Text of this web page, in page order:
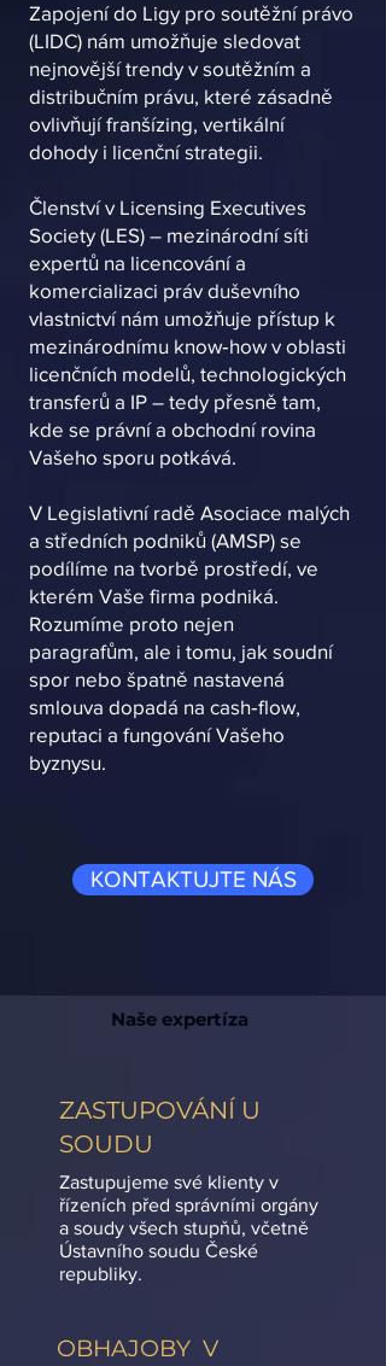
Zapojení do Ligy pro soutěžní právo
(LIDC) nám umožňuje sledovat
nejnovější trendy v soutěžním a
distribučním právu, které zásadně
ovlivňují franšízing, vertikální
dohody i licenční strategii.
Členství v Licensing Executives
Society (LES) – mezinárodní síti
expertů na licencování a
komercializaci práv duševního
vlastnictví nám umožňuje přístup k
mezinárodnímu know‑how v oblasti
licenčních modelů, technologických
transferů a IP – tedy přesně tam,
kde se právní a obchodní rovina
Vašeho sporu potkává.
V Legislativní radě Asociace malých
a středních podniků (AMSP) se
podílíme na tvorbě prostředí, ve
kterém Vaše firma podniká.
Rozumíme proto nejen
paragrafům, ale i tomu, jak soudní
spor nebo špatně nastavená
smlouva dopadá na cash‑flow,
reputaci a fungování Vašeho
byznysu.
KONTAKTUJTE NÁS
Naše expertíza
ZASTUPOVÁNÍ U
SOUDU
Zastupujeme své klienty v
řízeních před správními orgány
a soudy všech stupňů, včetně
Ústavního soudu České
republiky.
OBHAJOBY V